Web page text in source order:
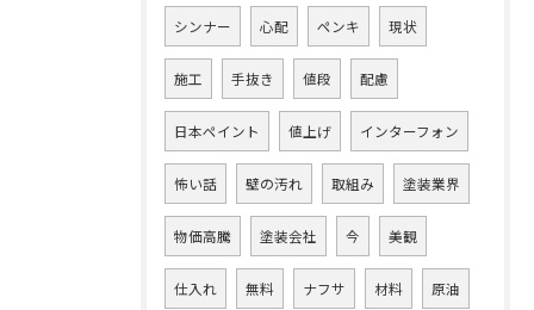
シンナー 心配 ペンキ 現状
施工 手抜き 値段 配慮
日本ペイント 値上げ インターフォン
怖い話 壁の汚れ 取組み 塗装業界
物価高騰 塗装会社 今 美観
仕入れ 無料 ナフサ 材料 原油